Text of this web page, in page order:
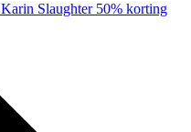
Karin Slaughter 50% korting